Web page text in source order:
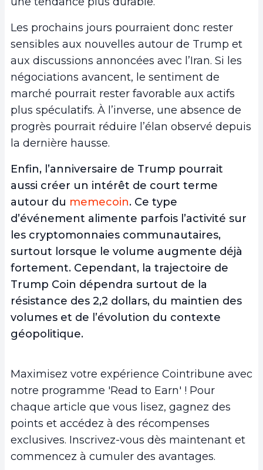
Les prochains jours pourraient donc rester
sensibles aux nouvelles autour de Trump et
aux discussions annoncées avec l’Iran. Si les
négociations avancent, le sentiment de
marché pourrait rester favorable aux actifs
plus spéculatifs. À l’inverse, une absence de
progrès pourrait réduire l’élan observé depuis
la dernière hausse.
Enfin, l’anniversaire de Trump pourrait
aussi créer un intérêt de court terme
autour du memecoin. Ce type
d’événement alimente parfois l’activité sur
les cryptomonnaies communautaires,
surtout lorsque le volume augmente déjà
fortement. Cependant, la trajectoire de
Trump Coin dépendra surtout de la
résistance des 2,2 dollars, du maintien des
volumes et de l’évolution du contexte
géopolitique.
Maximisez votre expérience Cointribune avec
notre programme 'Read to Earn' ! Pour
chaque article que vous lisez, gagnez des
points et accédez à des récompenses
exclusives. Inscrivez-vous dès maintenant et
commencez à cumuler des avantages.